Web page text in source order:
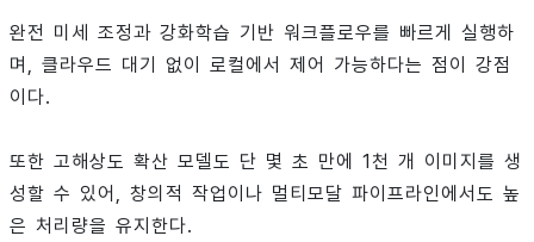
완전 미세 조정과 강화학습 기반 워크플로우를 빠르게 실행하
며, 클라우드 대기 없이 로컬에서 제어 가능하다는 점이 강점
이다.
또한 고해상도 확산 모델도 단 몇 초 만에 1천 개 이미지를 생
성할 수 있어, 창의적 작업이나 멀티모달 파이프라인에서도 높
은 처리량을 유지한다.